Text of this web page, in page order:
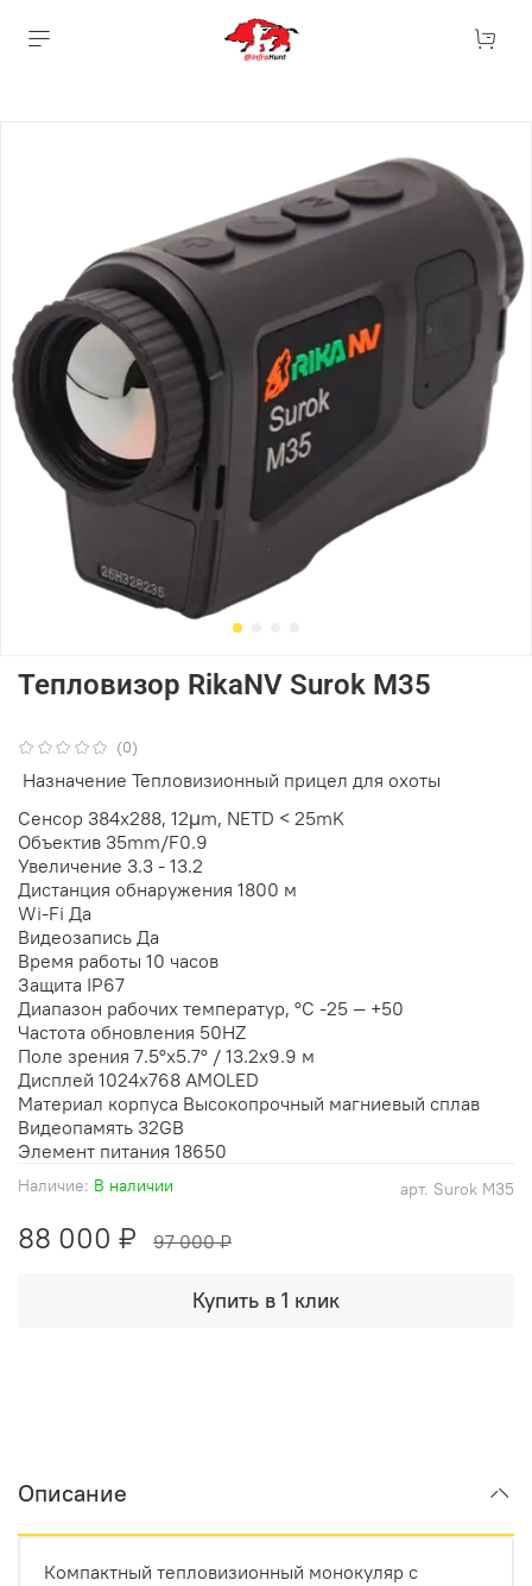
(0)
арт. Surok M35
Наличие: В наличии
Тепловизор RikaNV Surok M35
88 000 ₽ 97 000 ₽
Купить в 1 клик
Назначение Тепловизионный прицел для охоты
Сенсор 384x288, 12μm, NETD < 25mK
Объектив 35mm/F0.9
Увеличение 3.3 - 13.2
Дистанция обнаружения 1800 м
Wi-Fi Да
Видеозапись Да
Время работы 10 часов
Защита IP67
Диапазон рабочих температур, °С -25 — +50
Частота обновления 50HZ
Поле зрения 7.5°x5.7° / 13.2x9.9 м
Дисплей 1024x768 AMOLED
Материал корпуса Высокопрочный магниевый сплав
Видеопамять 32GB
Элемент питания 18650
Описание
Компактный тепловизионный монокуляр с